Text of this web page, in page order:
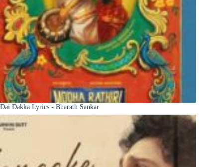
Dai Dakka Lyrics - Bharath Sankar